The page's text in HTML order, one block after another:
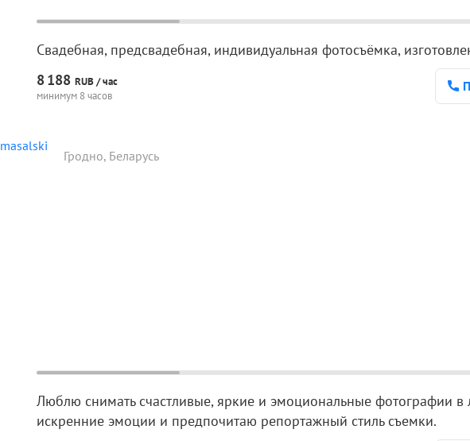
Свадебная, предсвадебная, индивидуальная фотосъёмка,
8 188 RUB /час
минимум 8 часов
masalski
Гродно, Беларусь
Люблю снимать счастливые, яркие и эмоциональные фотографии
искренние эмоции и предпочитаю репортажный стиль съемки.